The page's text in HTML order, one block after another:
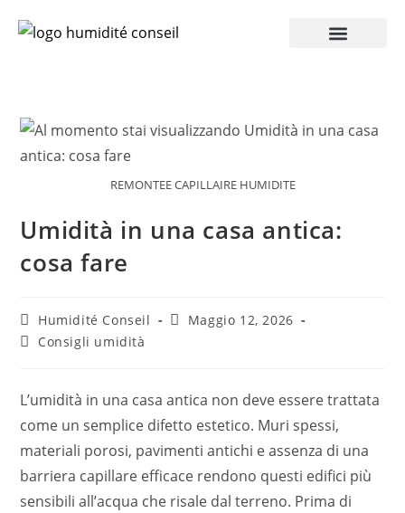
REMONTEE CAPILLAIRE HUMIDITE
Umidità in una casa antica:
cosa fare
Humidité Conseil
Maggio 12, 2026
Consigli umidità
L’umidità in una casa antica non deve essere trattata
come un semplice difetto estetico. Muri spessi,
materiali porosi, pavimenti antichi e assenza di una
barriera capillare efficace rendono questi edifici più
sensibili all’acqua che risale dal terreno. Prima di